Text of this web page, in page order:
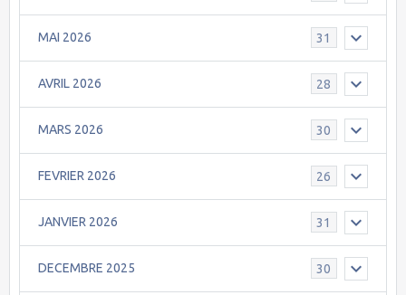
MAI 2026 31
AVRIL 2026 28
MARS 2026 30
FEVRIER 2026 26
JANVIER 2026 31
DECEMBRE 2025 30